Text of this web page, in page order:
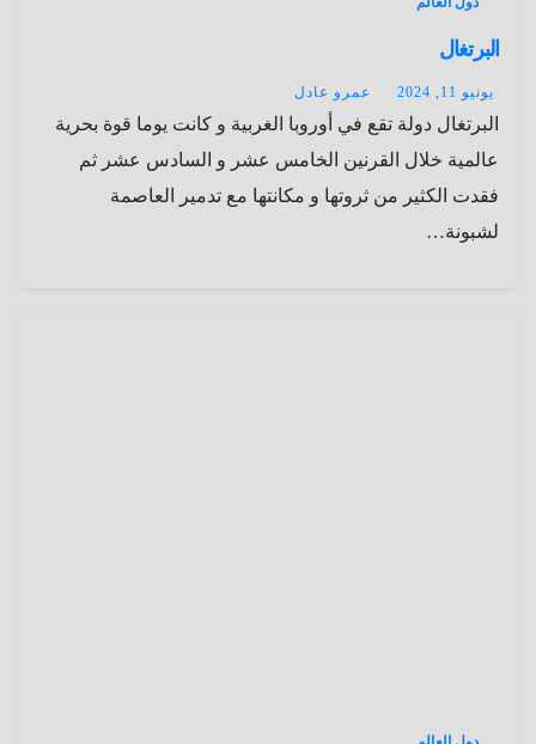
البرتغال
يونيو 11, 2024 عمرو عادل
البرتغال دولة تقع في أوروبا الغربية و كانت يوما قوة بحرية
عالمية خلال القرنين الخامس عشر و السادس عشر ثم
فقدت الكثير من ثروتها و مكانتها مع تدمير العاصمة
لشبونة…